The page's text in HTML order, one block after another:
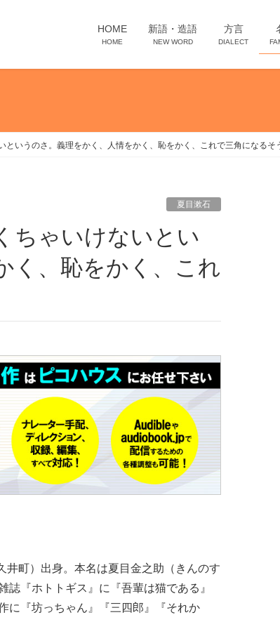
HOME
HOME
新語・造語
NEW WORD
方言
DIALECT
いうのさ。義理をかく、人情をかく、恥をかく、これで三角になるそ
夏目漱石
く、恥をかく、これ
町）出身。本名は夏目金之助（きんのす
『ホトトギス』に『吾輩は猫である』
に『坊っちゃん』『三四郎』『それか